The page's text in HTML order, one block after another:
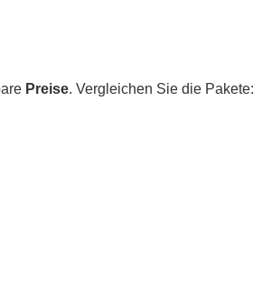
Preise. Vergleichen Sie die Pakete: